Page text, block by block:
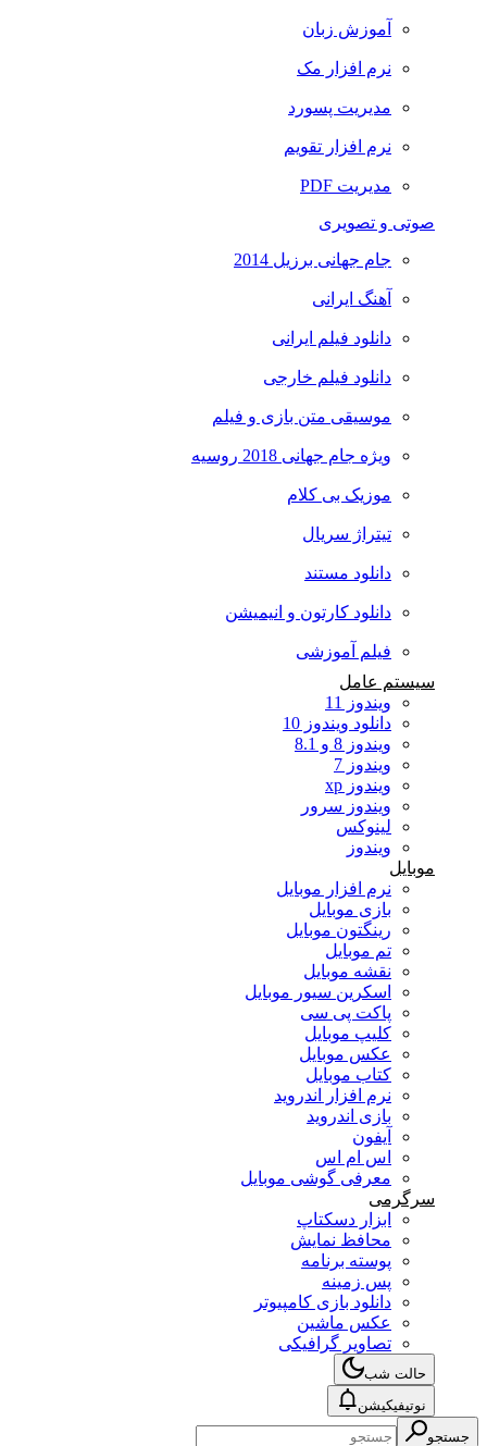
آموزش زبان
نرم افزار مک
مدیریت پسورد
نرم افزار تقویم
مدیریت PDF
صوتی و تصویری
جام جهانی برزیل 2014
آهنگ ایرانی
دانلود فیلم ایرانی
دانلود فیلم خارجی
موسیقی متن بازی و فیلم
ویژه جام جهانی 2018 روسیه
موزیک بی کلام
تیتراژ سریال
دانلود مستند
دانلود کارتون و انیمیشن
فیلم آموزشی
سیستم عامل
ویندوز 11
دانلود ویندوز 10
ویندوز 8 و 8.1
ویندوز 7
ویندوز xp
ویندوز سرور
لینوکس
ویندوز
موبایل
نرم افزار موبایل
بازی موبایل
رینگتون موبایل
تم موبایل
نقشه موبایل
اسکرین سیور موبایل
پاکت پی سی
کلیپ موبایل
عکس موبایل
کتاب موبایل
نرم افزار اندروید
بازی اندروید
آیفون
اس ام اس
معرفی گوشی موبایل
سرگرمی
ابزار دسکتاپ
محافظ نمایش
پوسته برنامه
پس زمینه
دانلود بازی کامپیوتر
عکس ماشین
تصاویر گرافیکی
حالت شب
نوتیفیکیشن
جستجو